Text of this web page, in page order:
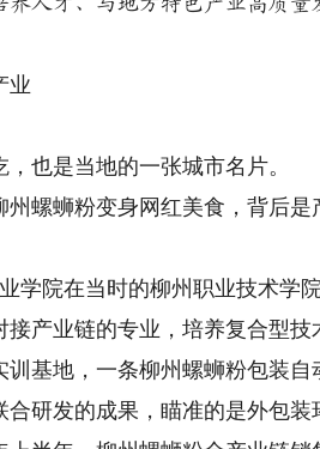
业
是当地的一张城市名片。
蛳粉变身网红美食，背后是
院在当时的柳州职业技术学
产业链的专业，培养复合型技
地，一条柳州螺蛳粉包装自
研发的成果，瞄准的是外包装